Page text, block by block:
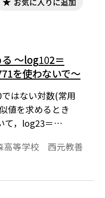
～log102＝
を使わないで～
はない対数(常用
値を求めるとき
て，log23＝
log103＝0.4771とい
は，底の変換を行
高等学校 西元教善